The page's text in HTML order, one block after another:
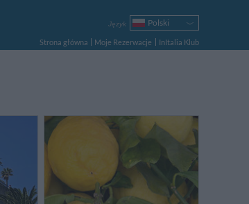
Język
Polski
Italiano
English
Português
Strona główna Moje Rezerwacje
InItalia Klub